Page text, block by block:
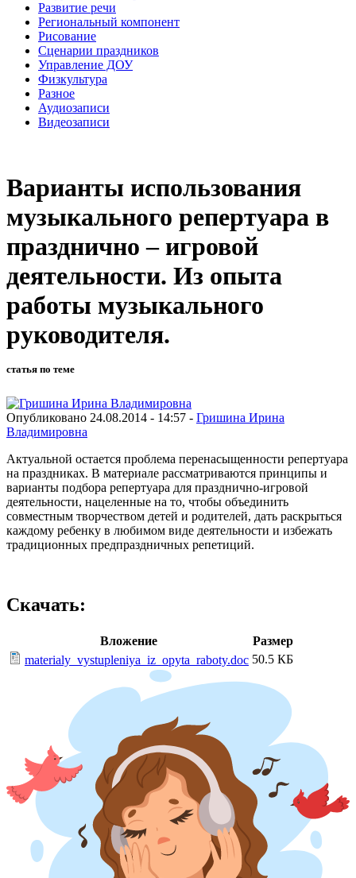
Развитие речи
Региональный компонент
Рисование
Сценарии праздников
Управление ДОУ
Физкультура
Разное
Аудиозаписи
Видеозаписи
Варианты использования
музыкального репертуара в
празднично – игровой
деятельности. Из опыта
работы музыкального
руководителя.
статья по теме
Опубликовано 24.08.2014 - 14:57 - Гришина Ирина
Владимировна
Актуальной остается проблема перенасыщенности репертуара
на праздниках. В материале рассматриваются принципы и
варианты подбора репертуара для празднично-игровой
деятельности, нацеленные на то, чтобы объединить
совместным творчеством детей и родителей, дать раскрыться
каждому ребенку в любимом виде деятельности и избежать
традиционных предпраздничных репетиций.
Скачать:
Вложение
Размер
materialy_vystupleniya_iz_opyta_raboty.doc 50.5 КБ